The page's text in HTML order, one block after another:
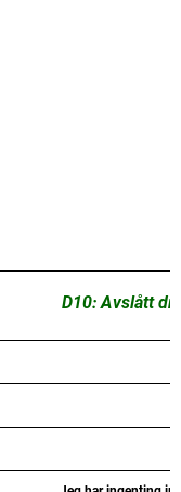
D10: Avslått